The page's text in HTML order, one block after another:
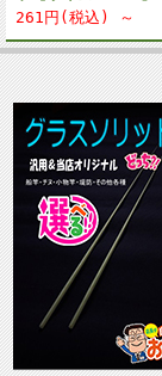
261円(税込) ～